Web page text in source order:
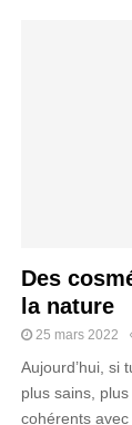
Des
la nature
25 mars 2022
Aujourd’hui, si
plus sains,
cohérents